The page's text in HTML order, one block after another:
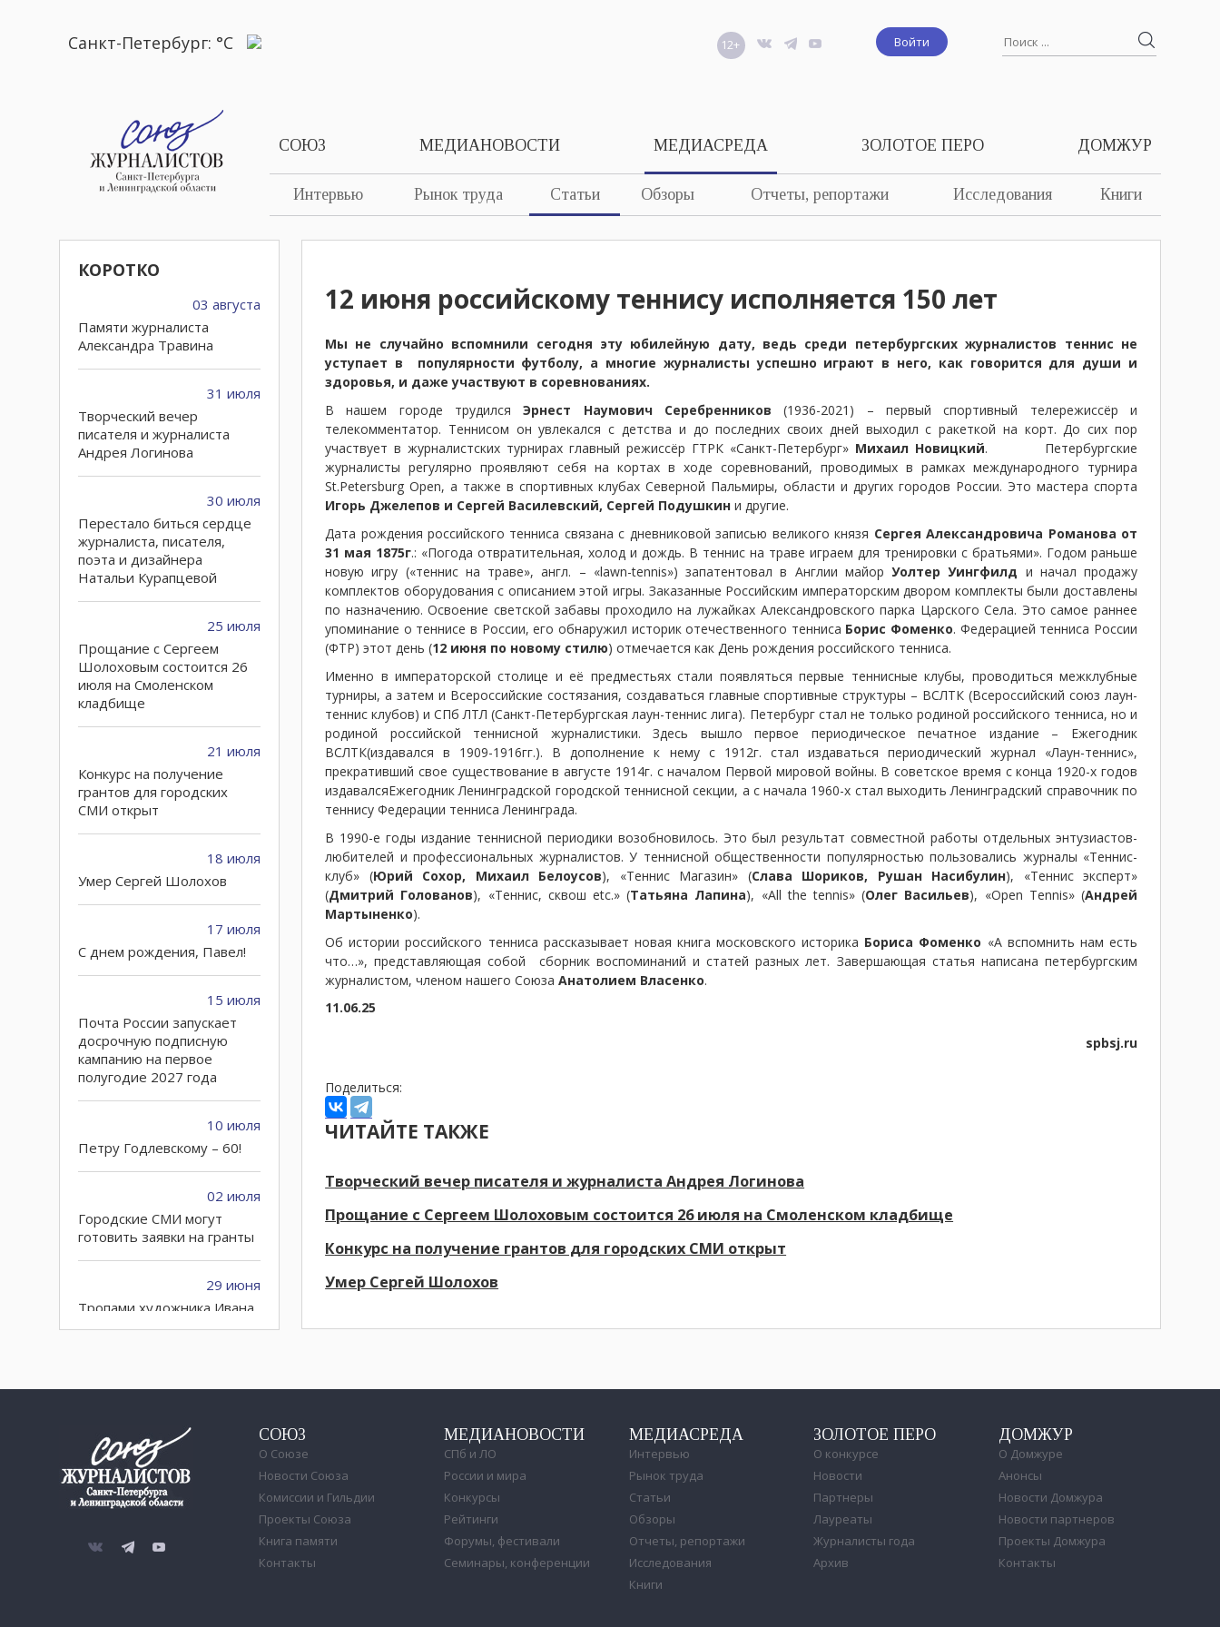
Санкт-Петербург: °C Войти
12+
СОЮЗ МЕДИАНОВОСТИ МЕДИАСРЕДА
Интервью Рынок труда Статьи Обзоры Отчеты, репортажи Исследования Книги
ЗОЛОТОЕ ПЕРО ДОМЖУР
КОРОТКО
03 августа
Памяти журналиста
Александра Травина
31 июля
Творческий вечер
писателя и журналиста
Андрея Логинова
30 июля
Перестало биться сердце
журналиста, писателя,
поэта и дизайнера
Натальи Курапцевой
25 июля
Прощание с Сергеем
Шолоховым состоится 26
июля на Смоленском
кладбище
21 июля
Конкурс на получение
грантов для городских
СМИ открыт
18 июля
Умер Сергей Шолохов
17 июля
C днем рождения, Павел!
15 июля
Почта России запускает
досрочную подписную
кампанию на первое
полугодие 2027 года
10 июля
Петру Годлевскому – 60!
02 июля
Городские СМИ могут
готовить заявки на гранты
29 июня
Тропами художника Ивана
Билибина
финансовых проблем
учредителя
24 июня
поддержали иностранный
банк из страны - члена
12 июня российскому теннису исполняется 150 лет
Мы не случайно вспомнили сегодня эту юбилейную дату, ведь среди петербургских журналистов теннис не
уступает в популярности футболу, а многие журналисты успешно играют в него, как говорится для души и
здоровья, и даже участвуют в соревнованиях.
В нашем городе трудилсяЭрнест Наумович Серебренников (1936-2021) – первый спортивный телережиссёр и
телекомментатор. Теннисом он увлекался с детства и до последних своих дней выходил с ракеткой на корт. До сих пор
участвует в журналистских турнирах главный режиссёр ГТРК «Санкт-Петербург» Михаил Новицкий. Петербургские
журналисты регулярно проявляют себя на кортах в ходе соревнований, проводимых в рамках международного турнира
St.Petersburg Open, а также в спортивных клубах Северной Пальмиры, области и других городов России. Это мастера спорта
Игорь Джелепов и Сергей Василевский, Сергей Подушкин и другие.
Дата рождения российского тенниса связана с дневниковой записью великого князя Сергея Александровича Романова от
31 мая 1875г.: «Погода отвратительная, холод и дождь. В теннис на траве играем для тренировки с братьями». Годом раньше
новую игру («теннис на траве», англ. – «lawn-tennis») запатентовал в Англии майорУолтер Уингфилд и начал продажу
комплектов оборудования с описанием этой игры. Заказанные Российским императорским двором комплекты были доставлены
по назначению. Освоение светской забавы проходило на лужайках Александровского парка Царского Села. Это самое раннее
упоминание о теннисе в России, его обнаружил историк отечественного тенниса Борис Фоменко. Федерацией тенниса России
(ФТР) этот день (12 июня по новому стилю) отмечается как День рождения российского тенниса.
Именно в императорской столице и её предместьях стали появляться первые теннисные клубы, проводиться межклубные
турниры, а затем и Всероссийские состязания, создаваться главные спортивные структуры – ВСЛТК (Всероссийский союз лаун-
теннис клубов) и СПб ЛТЛ (Санкт-Петербургская лаун-теннис лига). Петербург стал не только родиной российского тенниса, но и
родиной российской теннисной журналистики. Здесь вышло первое периодическое печатное издание – Ежегодник
ВСЛТК(издавался в 1909-1916гг.). В дополнение к нему с 1912г. стал издаваться периодический журнал «Лаун-теннис»,
прекративший свое существование в августе 1914г. с началом Первой мировой войны. В советское время с конца 1920-х годов
издавалсяЕжегодник Ленинградской городской теннисной секции, а с начала 1960-х стал выходить Ленинградский справочник по
теннису Федерации тенниса Ленинграда.
В 1990-е годы издание теннисной периодики возобновилось. Это был результат совместной работы отдельных энтузиастов-
любителей и профессиональных журналистов. У теннисной общественности популярностью пользовались журналы «Теннис-
клуб» (Юрий Сохор, Михаил Белоусов), «Теннис Магазин» (Слава Шориков, Рушан Насибулин), «Теннис эксперт»
(Дмитрий Голованов), «Теннис, сквош еtc.» (Татьяна Лапина), «All the tennis» (Олег Васильев), «Open Tennis» (Андрей
Мартыненко).
Об истории российского тенниса рассказывает новая книга московского историка Бориса Фоменко «А вспомнить нам есть
что…», представляющая собой сборник воспоминаний и статей разных лет. Завершающая статья написана петербургским
журналистом, членом нашего СоюзаАнатолием Власенко.
11.06.25
spbsj.ru
Поделиться:
ЧИТАЙТЕ ТАКЖЕ
Творческий вечер писателя и журналиста Андрея Логинова
Прощание с Сергеем Шолоховым состоится 26 июля на Смоленском кладбище
Конкурс на получение грантов для городских СМИ открыт
Умер Сергей Шолохов
СОЮЗ
О Союзе
Новости Союза
Комиссии и Гильдии
Проекты Союза
Книга памяти
Контакты
МЕДИАНОВОСТИ
СПб и ЛО
России и мира
Конкурсы
Рейтинги
Форумы, фестивали
Семинары, конференции
МЕДИАСРЕДА
Интервью
Рынок труда
Статьи
Обзоры
Отчеты, репортажи
Исследования
Книги
ЗОЛОТОЕ ПЕРО
О конкурсе
Новости
Партнеры
Лауреаты
Журналисты года
Архив
ДОМЖУР
О Домжуре
Анонсы
Новости Домжура
Новости партнеров
Проекты Домжура
Контакты